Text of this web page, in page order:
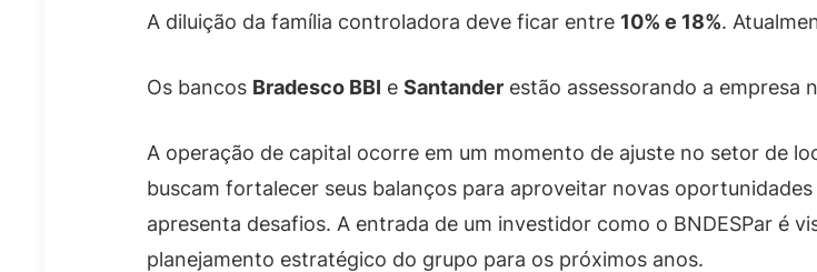
A diluição da família controladora deve ficar entre 10% e 18%.
Os bancos Bradesco BBI e Santander estão assessorando a empresa
A operação de capital ocorre em um momento de ajuste no setor de
buscam fortalecer seus balanços para aproveitar novas
apresenta desafios. A entrada de um investidor como o BNDESPar é
planejamento estratégico do grupo para os próximos anos.